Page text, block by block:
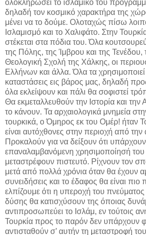
ολοκληρώσει το ισλαμικό του
δηλαδή τον κοσμικό χαρακτήρα της
μένει να το δούμε. Ολοταχώς πίσω
Ισλαμισμό και το Χαλιφάτο. Στην
στέκεται στα πόδια του. Όλα
της Πόλης, της Ίμβρου και της Τενέδου,
Θεολογική Σχολή της Χάλκης, οι
Ελλήνων και άλλα. Όλα τα χρησιμοποιεί
καταστάσεις εις βάρος μας, δηλαδή
όλα εκλείψουν και πάλι θα σοφιστεί
Θα εκμεταλλευθούν την Ιστορία και την
το κάνουν. Τα αρχαιολογικά μνημεία
τουρκικά, ο Όμηρος εκ του Ομέρ! ήταν
είναι αυτόχθονες στην περιοχή από την
Προκαλούν για να δείξουν ότι
επαναλαμβανόμενη χρησιμοποίησή
μεταστρέφουν πιστευτό. Ρίχνουν τον
μετά από πολλά χρόνια όταν θα έχουν
συνειδήσεις και το έδαφος θα είναι
ελπίζουμε ότι η υπεροχή του πνεύματος
δύσης θα κατισχύσουν της όποιας
αντιπροσωπεύει το Ισλάμ, εν τούτοις
Τουρκία προς το παρόν δεν υπάρχουν
αντισταθούν σ’ αυτήν τη μεταστροφή